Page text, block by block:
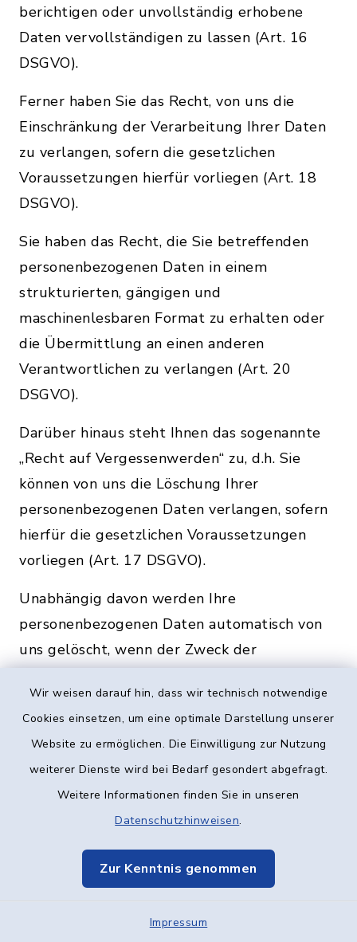
Wir weisen darauf hin, dass wir technisch notwendige
Cookies einsetzen, um eine optimale Darstellung unserer
Website zu ermöglichen. Die Einwilligung zur Nutzung
weiterer Dienste wird bei Bedarf gesondert abgefragt.
Weitere Informationen finden Sie in unseren
Datenschutzhinweisen.
Zur Kenntnis genommen
Impressum
berichtigen oder unvollständig erhobene
Daten vervollständigen zu lassen (Art. 16
DSGVO).
Ferner haben Sie das Recht, von uns die
Einschränkung der Verarbeitung Ihrer Daten
zu verlangen, sofern die gesetzlichen
Voraussetzungen hierfür vorliegen (Art. 18
DSGVO).
Sie haben das Recht, die Sie betreffenden
personenbezogenen Daten in einem
strukturierten, gängigen und
maschinenlesbaren Format zu erhalten oder
die Übermittlung an einen anderen
Verantwortlichen zu verlangen (Art. 20
DSGVO).
Darüber hinaus steht Ihnen das sogenannte
„Recht auf Vergessenwerden“ zu, d.h. Sie
können von uns die Löschung Ihrer
personenbezogenen Daten verlangen, sofern
hierfür die gesetzlichen Voraussetzungen
vorliegen (Art. 17 DSGVO).
Unabhängig davon werden Ihre
personenbezogenen Daten automatisch von
uns gelöscht, wenn der Zweck der
Datenverarbeitung unrechtmäßig erfolgt ist.
Sofern die Verarbeitung der
personenbezogenen Daten auf einer erteilten
Einwilligung beruht, haben Sie jederzeit das
Recht, die Einwilligung zu widerrufen. Durch
Rechtmäßigkeit, der aufgrund der
Einwilligung bis zum Widerruf erfolgten
Verarbeitung, nicht berührt.